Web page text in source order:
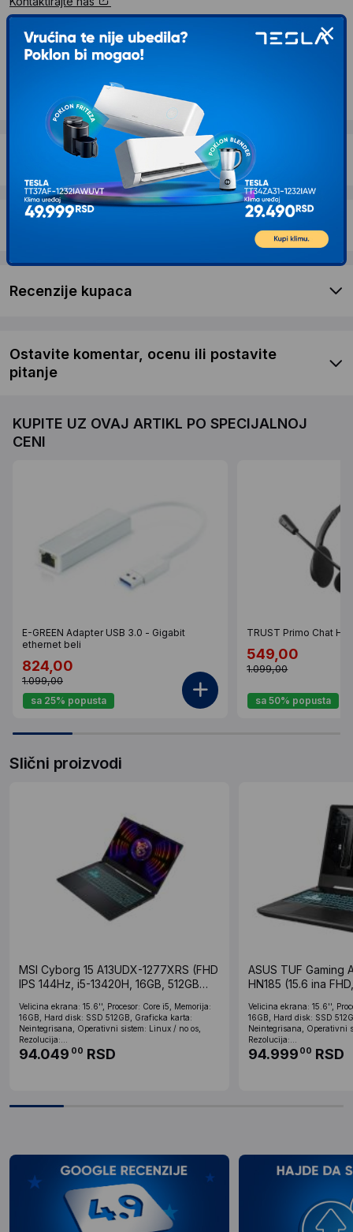
Opis proizvoda LENOVO LOQ Essential
15IRX11 (Luna Grey) FHD IPS 144Hz, i7-
13650HX, 16GB, 512GB SSD, RTX 5050 8GB
(83SC007GYA)
Dostava i povrat
Recenzije kupaca
Ostavite komentar, ocenu ili postavite
pitanje
KUPITE UZ OVAJ ARTIKL PO SPECIJALNOJ
CENI
E-GREEN Adapter USB 3.0 - Gigabit
ethernet beli
824,00
1.099,00
sa 25% popusta
TRUST Primo Chat
549,00
1.099,00
sa 50% popusta
Slični proizvodi
MSI Cyborg 15 A13UDX-1277XRS (FHD
IPS 144Hz, i5-13420H, 16GB, 512GB
Velicina ekrana: 15.6'', Procesor: Core i5, Memorija:
16GB, Hard disk: SSD 512GB, Graficka karta:
Neintegrisana, Operativni sistem: Linux / no os,
Rezolucija:...
94.049 00 RSD
ASUS TUF Gaming
HN185 (15.6 ina
Velicina ekrana: 15.6'',
16GB, Hard disk: SSD
Neintegrisana, Operativni
Rezolucija:...
94.999 00 RSD